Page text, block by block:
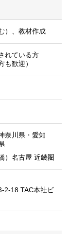
）、教材作成
れている方
も歓迎）
奈川県 ・ 愛知
）名古屋 近畿圏
2-18 TAC本社ビ